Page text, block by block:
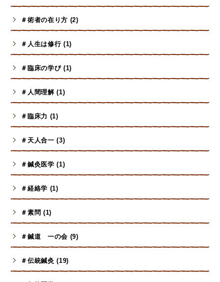
＃術者の在り方 (2)
＃人生は修行 (1)
＃臨床の学び (1)
＃人間理解 (1)
＃臨床力 (1)
＃天人合一 (3)
＃鍼灸医学 (1)
＃経絡学 (1)
＃素問 (1)
＃鍼道 一の会 (9)
＃伝統鍼灸 (19)